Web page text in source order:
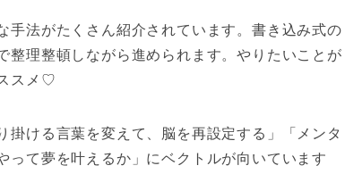
手法がたくさん紹介されています。書き込み式の
整理整頓しながら進められます。やりたいことが
スメ♡
掛ける言葉を変えて、脳を再設定する」「メンタ
って夢を叶えるか」にベクトルが向いています